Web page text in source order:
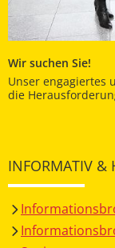
Wir suchen Sie!
Unser engagiertes
die
INFORMATIV &